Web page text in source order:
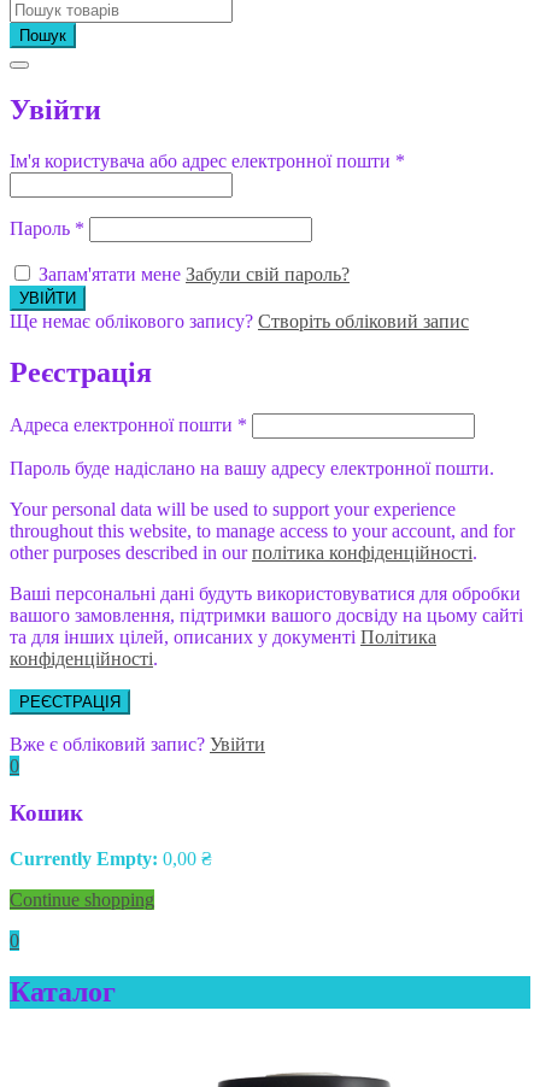
Пошук
Увійти
Ім'я користувача або адрес електронної пошти *
Пароль *
Запам'ятати мене Забули свій пароль?
Ще немає облікового запису? Створіть обліковий запис
Реєстрація
Адреса електронної пошти *
Пароль буде надіслано на вашу адресу електронної пошти.
Your personal data will be used to support your experience
throughout this website, to manage access to your account, and for
other purposes described in ourполітика конфіденційності.
Ваші персональні дані будуть використовуватися для обробки
вашого замовлення, підтримки вашого досвіду на цьому сайті
та для інших цілей, описаних у документі Політика
конфіденційності.
РЕЄСТРАЦІЯ
Вже є обліковий запис? Увійти
0
Кошик
Currently Empty: 0,00 ₴
Continue shopping
0
Каталог